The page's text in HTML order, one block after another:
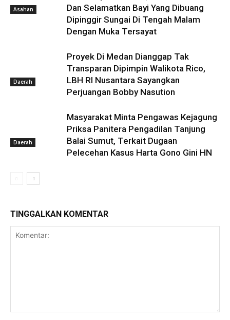
Asahan
Dan Selamatkan Bayi Yang Dibuang
Dipinggir Sungai Di Tengah Malam
Dengan Muka Tersayat
Daerah
Proyek Di Medan Dianggap Tak
Transparan Dipimpin Walikota Rico,
LBH RI Nusantara Sayangkan
Perjuangan Bobby Nasution
Daerah
Masyarakat Minta Pengawas Kejagung
Priksa Panitera Pengadilan Tanjung
Balai Sumut, Terkait Dugaan
Pelecehan Kasus Harta Gono Gini HN
TINGGALKAN KOMENTAR